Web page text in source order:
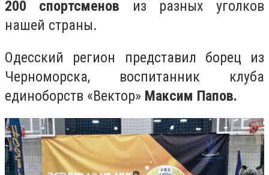
200 спортсменов из разных уголков
нашей страны.
Одесский регион представил борец из
Черноморска, воспитанник клуба
единоборств «Вектор» Максим Папов.